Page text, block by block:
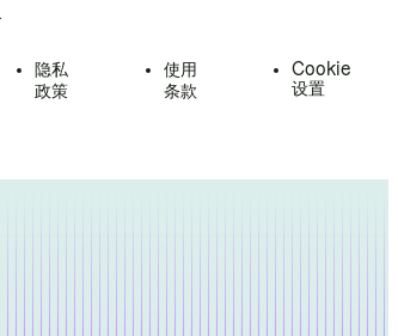
隐私
政策
使用
条款
Cookie
设置